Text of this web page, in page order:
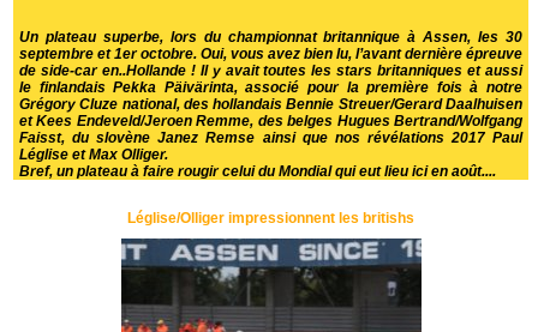
Un plateau superbe, lors du championnat britannique à Assen, les 30
septembre et 1er octobre. Oui, vous avez bien lu, l’avant dernière épreuve
de side-car en..Hollande ! Il y avait toutes les stars britanniques et aussi
le finlandais Pekka Päivärinta, associé pour la première fois à notre
Grégory Cluze national, des hollandais Bennie Streuer/Gerard Daalhuisen
et Kees Endeveld/Jeroen Remme, des belges Hugues Bertrand/Wolfgang
Faisst, du slovène Janez Remse ainsi que nos révélations 2017 Paul
Léglise et Max Olliger.
Bref, un plateau à faire rougir celui du Mondial qui eut lieu ici en août....
Léglise/Olliger impressionnent les britishs